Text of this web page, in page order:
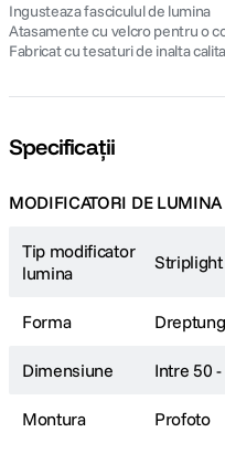
Ingusteaza fasciculul de lumina
Atasamente cu velcro pentru o
Fabricat cu tesaturi de inalta
Specificații
MODIFICATORI DE LUMINA
Tip modificator
lumina
Striplight
Forma
Dimensiune Intre 50
Montura Profoto